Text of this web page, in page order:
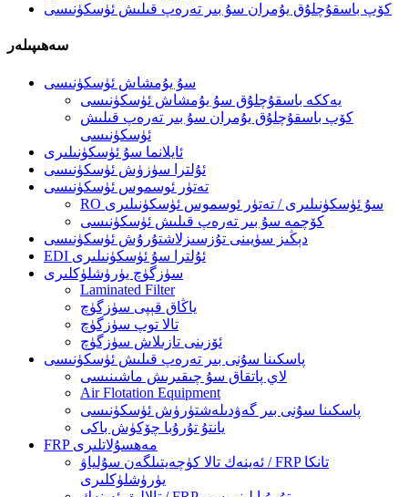
كۆپ باسقۇچلۇق يۇمران سۇ بىر تەرەپ قىلىش ئۈسكۈنىسى
سەھىپىلەر
سۇ يۇمشاش ئۈسكۈنىسى
يەككە باسقۇچلۇق سۇ يۇمشاش ئۈسكۈنىسى
كۆپ باسقۇچلۇق يۇمران سۇ بىر تەرەپ قىلىش
ئۈسكۈنىسى
ئايلانما سۇ ئۈسكۈنىلىرى
ئۇلترا سۈزۈش ئۈسكۈنىسى
تەتۈر ئوسموس ئۈسكۈنىسى
RO سۇ ئۈسكۈنىلىرى / تەتۈر ئوسموس ئۈسكۈنىلىرى
كۆچمە سۇ بىر تەرەپ قىلىش ئۈسكۈنىسى
دېڭىز سۈيىنى تۇزسىزلاشتۇرۇش ئۈسكۈنىسى
EDI ئۇلترا سۇ ئۈسكۈنىلىرى
سۈزگۈچ يۈرۈشلۈكلىرى
Laminated Filter
ياڭاق قېپى سۈزگۈچ
تالا توپ سۈزگۈچ
ئۆزىنى تازىلاش سۈزگۈچ
پاسكىنا سۇنى بىر تەرەپ قىلىش ئۈسكۈنىسى
لاي پاتقاق سۇ چىقىرىش ماشىنىسى
Air Flotation Equipment
پاسكىنا سۇنى بىر گەۋدىلەشتۈرۈش ئۈسكۈنىسى
يانتۇ تۇرۇبا چۆكۈش باكى
FRP مەھسۇلاتلىرى
ئەينەك تالا كۈچەيتىلگەن سۇلياۋ / FRP تانكا
يۈرۈشلۈكلىرى